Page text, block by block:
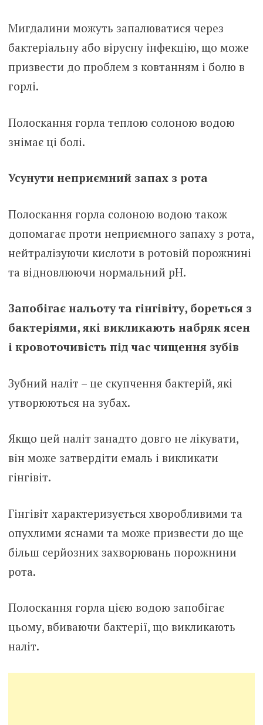
Мигдалини можуть запалюватися через
бактеріальну або вірусну інфекцію, що може
призвести до проблем з ковтанням і болю в
горлі.
Полоскання горла теплою солоною водою
знімає ці болі.
Усунути неприємний запах з рота
Полоскання горла солоною водою також
допомагає проти неприємного запаху з рота,
нейтралізуючи кислоти в ротовій порожнині
та відновлюючи нормальний pH.
Запобігає нальоту та гінгівіту, бореться з
бактеріями, які викликають набряк ясен
і кровоточивість під час чищення зубів
Зубний наліт – це скупчення бактерій, які
утворюються на зубах.
Якщо цей наліт занадто довго не лікувати,
він може затвердіти емаль і викликати
гінгівіт.
Гінгівіт характеризується хворобливими та
опухлими яснами та може призвести до ще
більш серйозних захворювань порожнини
рота.
Полоскання горла цією водою запобігає
цьому, вбиваючи бактерії, що викликають
наліт.